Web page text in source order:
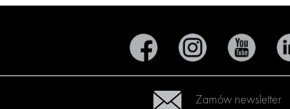
Zamów newsletter